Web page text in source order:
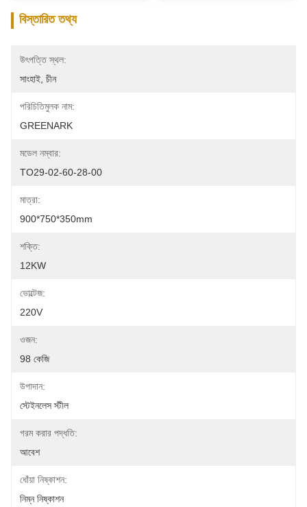
বিস্তারিত তথ্য
উৎপত্তি স্থল:
সাংহাই, চীন
পরিচিতিমুলক নাম:
GREENARK
মডেল নম্বার:
TO29-02-60-28-00
মাত্রা:
900*750*350mm
শক্তি:
12KW
ভোল্টেজ:
220V
ওজন:
98 কেজি
উপাদান:
স্টেইনলেস স্টীল
গরম করার পদ্ধতি:
আবেশ
ধোঁয়া নিষ্কাশন:
নিম্ন নিষ্কাশন